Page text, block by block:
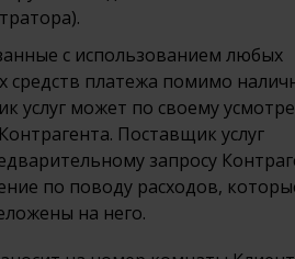
с использованием любых
средств платежа помимо
услуг может по своему
Поставщик услуг
запросу
по поводу расходов,
на него.